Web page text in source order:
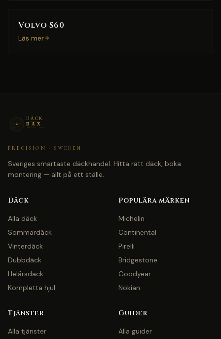
Volvo S60
Läs mer
PRECISION · SWEDEN
Sveriges smartaste däckhandel. Hitta rätt däck, boka
montering — allt på ett ställe.
Däck
Alla däck
Sommardäck
Vinterdäck
Dubbdäck
Helårsdäck
Kompletta hjul
Populära märken
Michelin
Continental
Pirelli
Bridgestone
Goodyear
Nokian
Tjänster
Alla tjänster
Guider
Alla guider